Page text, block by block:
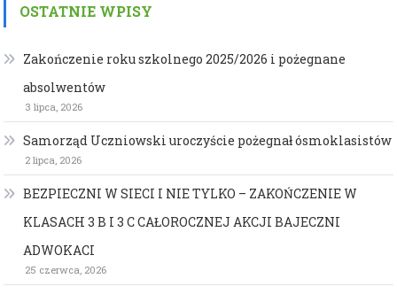
OSTATNIE WPISY
Zakończenie roku szkolnego 2025/2026 i pożegnane
absolwentów
3 lipca, 2026
Samorząd Uczniowski uroczyście pożegnał ósmoklasistów
2 lipca, 2026
BEZPIECZNI W SIECI I NIE TYLKO – ZAKOŃCZENIE W
KLASACH 3 B I 3 C CAŁOROCZNEJ AKCJI BAJECZNI
ADWOKACI
25 czerwca, 2026